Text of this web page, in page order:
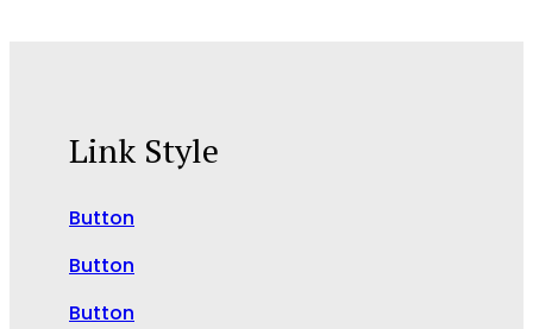
Link Style
Button
Button
Button